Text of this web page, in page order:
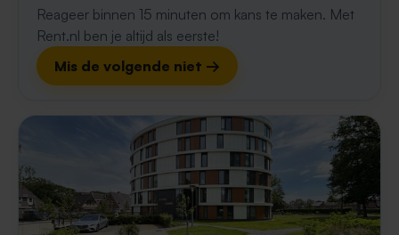
Reageer binnen 15 minuten om kans te maken. Met
Rent.nl ben je altijd als eerste!
Mis de volgende niet →